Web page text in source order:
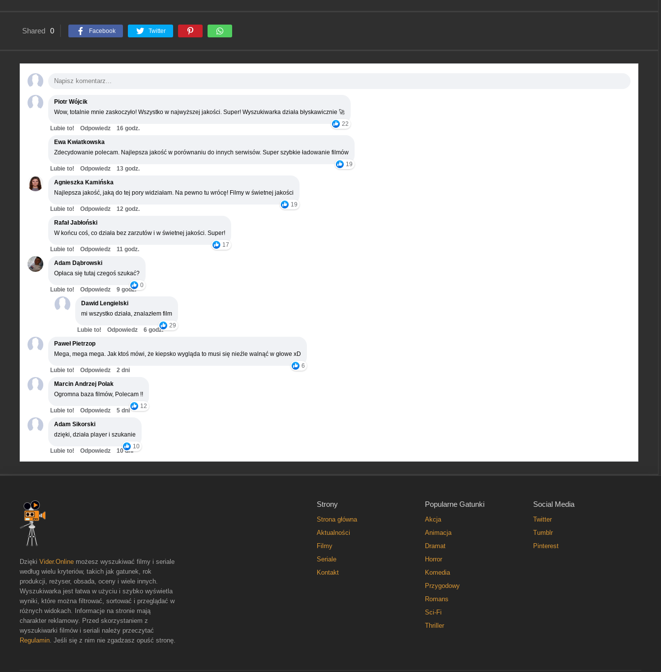
Shared 0 Facebook Twitter
Piotr Wójcik
Wow, totalnie mnie zaskoczyło! Wszystko w najwyższej jakości. Super! Wyszukiwarka działa błyskawicznie 🚀
22
Lubie to! Odpowiedz
16 godz.
Ewa Kwiatkowska
Zdecydowanie polecam. Najlepsza jakość w porównaniu do innych serwisów. Super szybkie ładowanie filmów
19
Lubie to! Odpowiedz
13 godz.
Agnieszka Kamińska
Najlepsza jakość, jaką do tej pory widziałam. Na pewno tu wrócę! Filmy w świetnej jakości
19
Lubie to! Odpowiedz
12 godz.
Rafał Jabłoński
W końcu coś, co działa bez zarzutów i w świetnej jakości. Super!
17
Lubie to! Odpowiedz
11 godz.
Adam Dąbrowski
Opłaca się tutaj czegoś szukać?
0
Lubie to! Odpowiedz
9 godz.
Dawid Lengielski
mi wszystko działa, znalazłem film
29
Lubie to! Odpowiedz
6 godz.
Paweł Pietrzop
Mega, mega mega. Jak ktoś mówi, że kiepsko wygląda to musi się nieźle walnąć w głowe xD
6
Lubie to! Odpowiedz
2 dni
Marcin Andrzej Polak
Ogromna baza filmów, Polecam !!
12
Lubie to! Odpowiedz
5 dni
Adam Sikorski
dzięki, działa player i szukanie
10
Lubie to! Odpowiedz 10 dni
Strony
Strona główna
Aktualności
Filmy
Seriale
Kontakt
Popularne Gatunki
Akcja
Animacja
Dramat
Horror
Komedia
Przygodowy
Romans
Sci-Fi
Thriller
Social Media
Twitter
Tumblr
Pinterest
Dzięki Vider.Online możesz wyszukiwać filmy i seriale
według wielu kryteriów, takich jak gatunek, rok
produkcji, reżyser, obsada, oceny i wiele innych.
Wyszukiwarka jest łatwa w użyciu i szybko wyświetla
wyniki, które można filtrować, sortować i przeglądać w
różnych widokach. Informacje na stronie mają
charakter reklamowy. Przed skorzystaniem z
wyszukiwarki filmów i seriali należy przeczytać
Regulamin . Jeśli się z nim nie zgadzasz opuść stronę.